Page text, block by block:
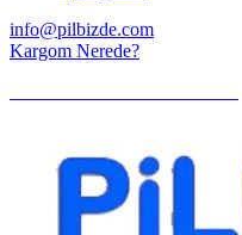
info@pilbizde.com
Kargom Nerede?